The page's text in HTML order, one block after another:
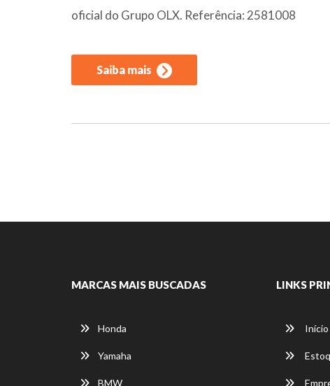
oficial do Grupo OLX. Referência: 2581008
Saiba mais
MARCAS MAIS BUSCADAS
Honda
Yamaha
BMW
LINKS
Início